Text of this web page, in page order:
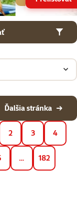
2 3 4
… 182
Ďalšia stránka